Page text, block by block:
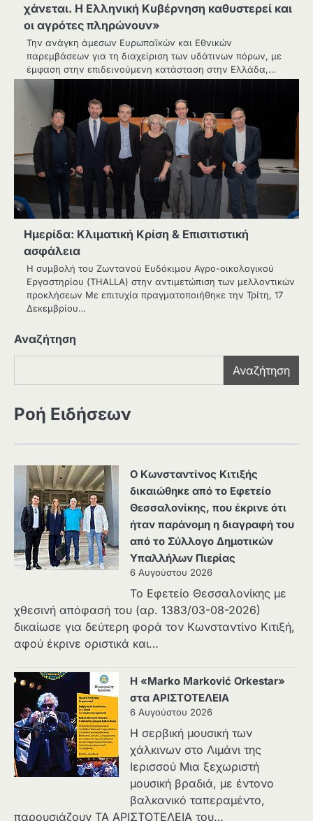
χάνεται. Η Ελληνική Κυβέρνηση καθυστερεί και
οι αγρότες πληρώνουν»
Την ανάγκη άμεσων Ευρωπαϊκών και Εθνικών
παρεμβάσεων για τη διαχείριση των υδάτινων πόρων, με
έμφαση στην επιδεινούμενη κατάσταση στην Ελλάδα,…
Ημερίδα: Κλιματική Κρίση & Επισιτιστική
ασφάλεια
Η συμβολή του Ζωντανού Ευδόκιμου Αγρο-οικολογικού
Εργαστηρίου (THALLA) στην αντιμετώπιση των μελλοντικών
προκλήσεων Με επιτυχία πραγματοποιήθηκε την Τρίτη, 17
Δεκεμβρίου…
Αναζήτηση
Αναζήτηση
Ροή Ειδήσεων
Ο Κωνσταντίνος Κιτιξής
δικαιώθηκε από το Εφετείο
Θεσσαλονίκης, που έκρινε ότι
ήταν παράνομη η διαγραφή του
από το Σύλλογο Δημοτικών
Υπαλλήλων Πιερίας
6 Αυγούστου 2026
Το Εφετείο Θεσσαλονίκης με
χθεσινή απόφασή του (αρ. 1383/03-08-2026)
δικαίωσε για δεύτερη φορά τον Κωνσταντίνο Κιτιξή,
αφού έκρινε οριστικά και…
Η «Marko Marković Orkestar»
στα ΑΡΙΣΤΟΤΕΛΕΙΑ
6 Αυγούστου 2026
Η σερβική μουσική των
χάλκινων στο Λιμάνι της
Ιερισσού Μια ξεχωριστή
μουσική βραδιά, με έντονο
βαλκανικό ταπεραμέντο,
παρουσιάζουν ΤΑ ΑΡΙΣΤΟΤΕΛΕΙΑ του…